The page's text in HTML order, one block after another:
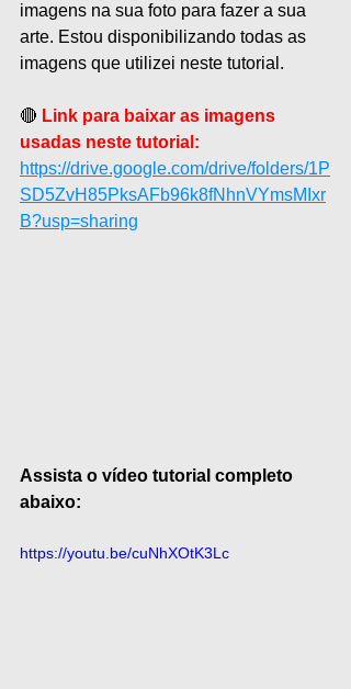
imagens na sua foto para fazer a sua
arte. Estou disponibilizando todas as
imagens que utilizei neste tutorial.
🔴 Link para baixar as imagens
usadas neste tutorial:
https://drive.google.com/drive/folders/1P
SD5ZvH85PksAFb96k8fNhnVYmsMIxr
B?usp=sharing
Assista o vídeo tutorial completo
abaixo:
https://youtu.be/cuNhXOtK3Lc